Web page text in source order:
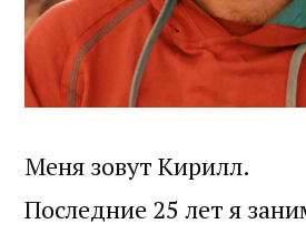
Меня зовут Кирилл.
Последние 25 лет я